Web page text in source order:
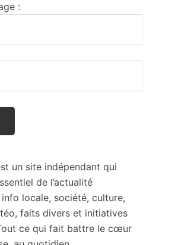
:
un site indépendant qui
de l’actualité
locale, société, culture,
faits divers et initiatives
ce qui fait battre le cœur